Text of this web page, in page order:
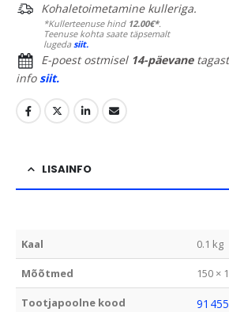
Kohaletoimetamine kulleriga.
*Kullerteenuse hind 12.00€*.
Teenuse kohta saate täpsemalt
lugedasiit.
E-poest ostmisel 14-päevane
infosiit.
LISAINFO
Kaal 0.1 kg
Mõõtmed 150 ×
Tootjapoolne kood